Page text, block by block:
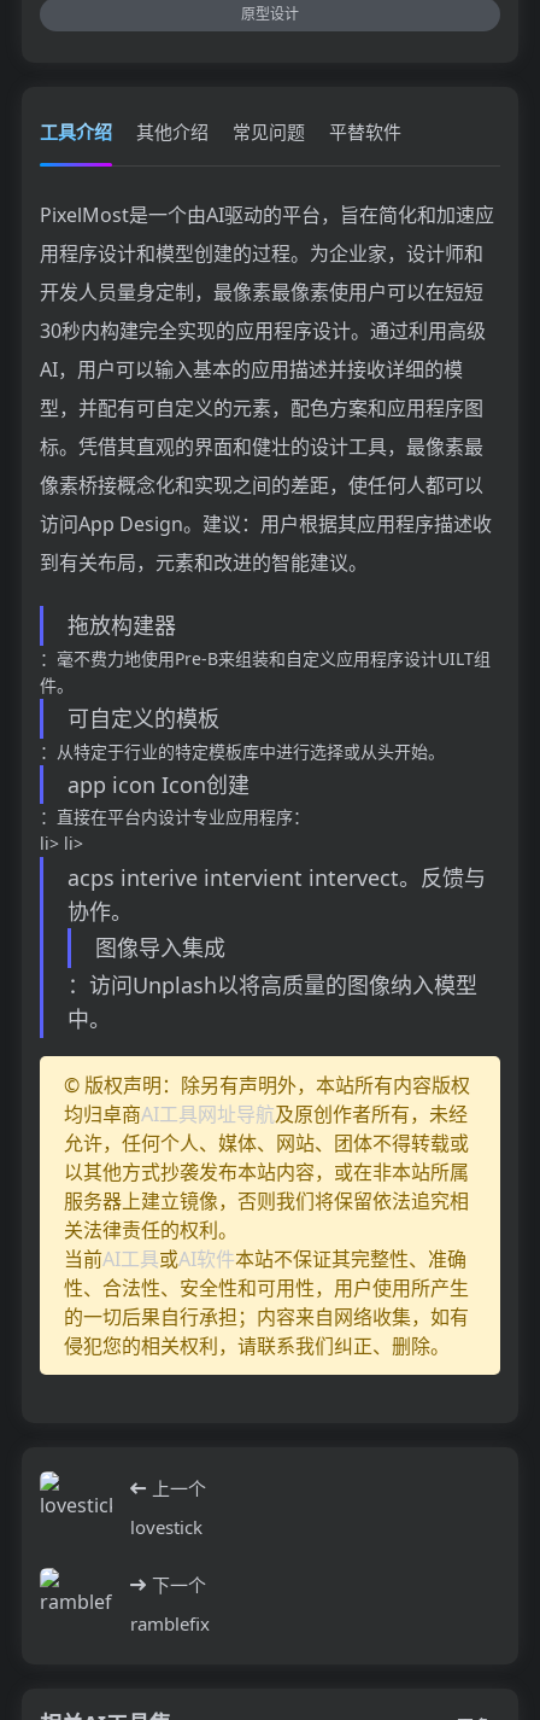
原型设计
工具介绍 其他介绍 常见问题 平替软件
PixelMost是一个由AI驱动的平台，旨在简化和加速应
用程序设计和模型创建的过程。为企业家，设计师和
开发人员量身定制，最像素最像素使用户可以在短短
30秒内构建完全实现的应用程序设计。通过利用高级
AI，用户可以输入基本的应用描述并接收详细的模
型，并配有可自定义的元素，配色方案和应用程序图
标。凭借其直观的界面和健壮的设计工具，最像素最
像素桥接概念化和实现之间的差距，使任何人都可以
访问App Design。建议：用户根据其应用程序描述收
到有关布局，元素和改进的智能建议。
拖放构建器
：毫不费力地使用Pre-B来组装和自定义应用程序设计UILT组
件。
可自定义的模板
：从特定于行业的特定模板库中进行选择或从头开始。
app icon Icon创建
：直接在平台内设计专业应用程序：
li> li>
acps interive intervient intervect。反馈与
协作。
图像导入集成
：访问Unplash以将高质量的图像纳入模型
中。
© 版权声明：除另有声明外，本站所有内容版权
均归卓商AI工具网址导航及原创作者所有，未经
允许，任何个人、媒体、网站、团体不得转载或
以其他方式抄袭发布本站内容，或在非本站所属
服务器上建立镜像，否则我们将保留依法追究相
关法律责任的权利。
当前AI工具或AI软件本站不保证其完整性、准确
性、合法性、安全性和可用性，用户使用所产生
的一切后果自行承担；内容来自网络收集，如有
侵犯您的相关权利，请联系我们纠正、删除。
上一个
lovestick
下一个
ramblefix